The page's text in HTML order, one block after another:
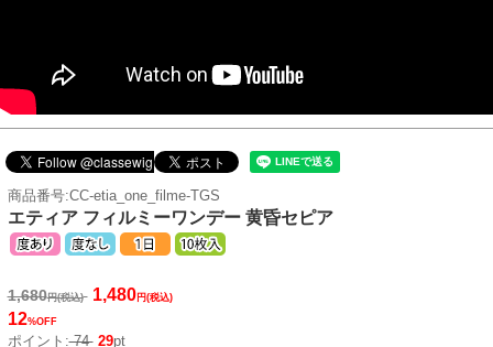
商品番号:CC-etia_one_filme-TGS
エティア フィルミーワンデー 黄昏セピア
1,680円(税込) 1,480円(税込)
12%OFF
ポイント:74 29pt